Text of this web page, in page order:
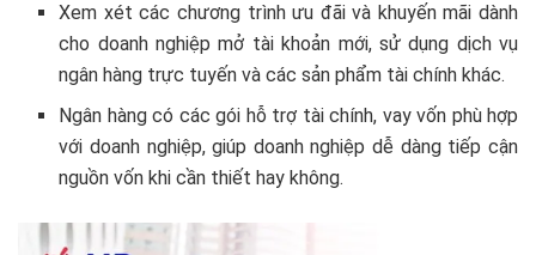
Xem xét các chương trình ưu đãi và khuyến mãi dành
cho doanh nghiệp mở tài khoản mới, sử dụng dịch vụ
ngân hàng trực tuyến và các sản phẩm tài chính khác.
Ngân hàng có các gói hỗ trợ tài chính, vay vốn phù hợp
với doanh nghiệp, giúp doanh nghiệp dễ dàng tiếp cận
nguồn vốn khi cần thiết hay không.